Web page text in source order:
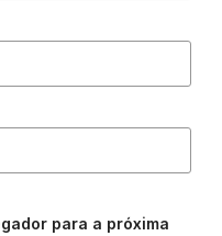
para a próxima